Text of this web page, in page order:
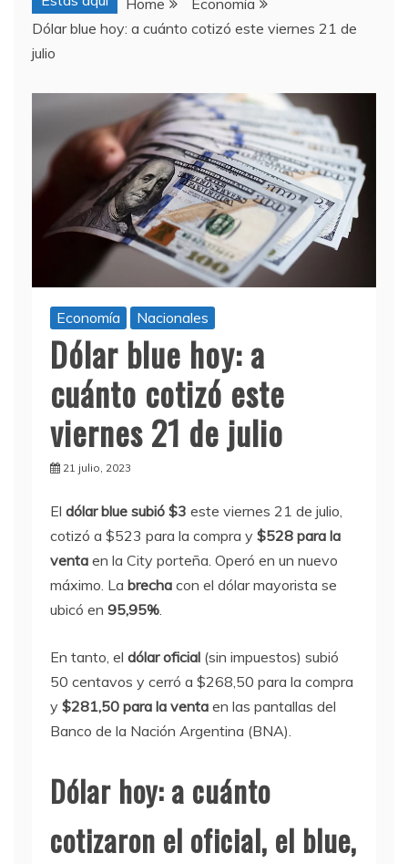
Home
Economía
Dólar blue hoy: a cuánto cotizó este viernes 21 de
julio
Economía Nacionales
Dólar blue hoy: a
cuánto cotizó este
viernes 21 de julio
21 julio, 2023
El dólar blue subió $3 este viernes 21 de julio,
cotizó a $523 para la compra y $528 para la
venta en la City porteña. Operó en un nuevo
máximo. La brecha con el dólar mayorista se
ubicó en 95,95%.
En tanto, el dólar oficial (sin impuestos) subió
50 centavos y cerró a $268,50 para la compra
y $281,50 para la venta en las pantallas del
Banco de la Nación Argentina (BNA).
Dólar hoy: a cuánto
cotizaron el oficial, el blue,